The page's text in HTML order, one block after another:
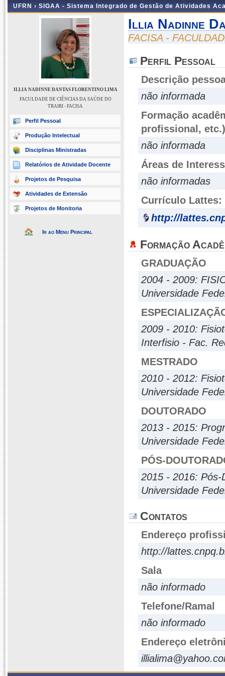
UFRN › SIGAA - Sistema Integrado de Gestão de Atividades
ILLIA NADINNE DANTAS FLORENTINO LIMA
FACULDADE DE CIÊNCIAS DA SAÚDE DO
TRAIRI - FACISA
Perfil Pessoal
Produção Intelectual
Disciplinas Ministradas
Relatórios de Atividade Docente
Projetos de Pesquisa
Atividades de Extensão
Projetos de Monitoria
Ir ao Menu Principal
Illia Nadinne
FACISA -
Perfil Pessoal
Descrição
não informada
Formação
profissional, etc.)
não informada
Áreas de
não informadas
Currículo Lattes:
http://
Formação
GRADUAÇÃO
2004 - 2009:
Universidade
2009 - 2010:
Interfisio - Fac.
MESTRADO
2010 - 2012:
Universidade
DOUTORADO
2013 - 2015:
Universidade
PÓS-
2015 - 2016: Pós-
Universidade
Contatos
Endereço
http://
Sala
não informado
Telefone/Ramal
não informado
Endereço